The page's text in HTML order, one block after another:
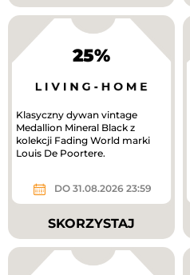
25%
Klasyczny dywan vintage
Medallion Mineral Black z
kolekcji Fading World marki
Louis De Poortere.
DO 31.08.2026 23:59
SKORZYSTAJ